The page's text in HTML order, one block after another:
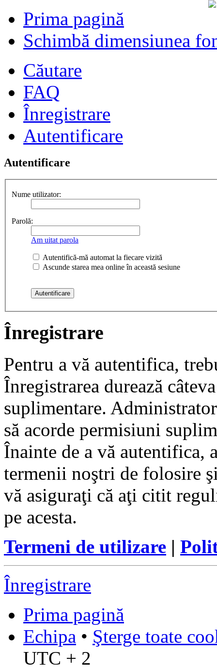
Prima pagină
Schimbă dimensiunea
Căutare
FAQ
Înregistrare
Autentificare
Autentificare
Nume utilizator:
Parolă:
Am uitat parola
Autentifică-mă automat la fiecare vizită
Ascunde starea mea online în această sesiune
Înregistrare
Pentru a vă autentifica,
Înregistrarea durează
suplimentare.
să acorde permisiuni
Înainte de a vă autentifica,
termenii noştri de folosire
vă asiguraţi că aţi citit
pe acesta.
Termeni de utilizare |
Înregistrare
Prima pagină
Echipa • Şterge toate
UTC + 2